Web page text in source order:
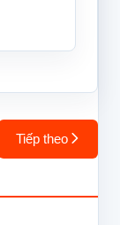
Tiếp theo